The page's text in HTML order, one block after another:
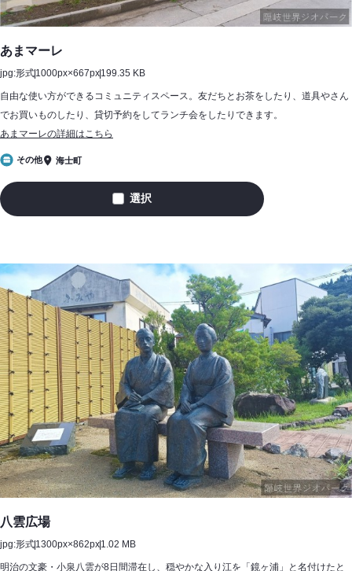
あまマーレ
jpg:形式1000px×667px199.35 KB
自由な使い方ができるコミュニティスペース。友だちとお茶をしたり、道具やさん
でお買いものしたり、貸切予約をしてランチ会をしたりできます。
あまマーレの詳細はこちら
その他 海士町
あ
レ
選択
八雲広場
jpg:形式1300px×862px1.02 MB
明治の文豪・小泉八雲が8日間滞在し、穏やかな入り江を「鏡ヶ浦」と名付けたと